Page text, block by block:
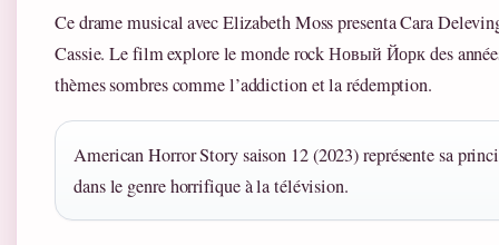
Ce drame musical avec Elizabeth Moss presenta Cara
Cassie. Le film explore le monde rock Новый Йорк des
thèmes sombres comme l’addiction et la rédemption.
American Horror Story saison 12 (2023) représente sa
dans le genre horrifique à la télévision.